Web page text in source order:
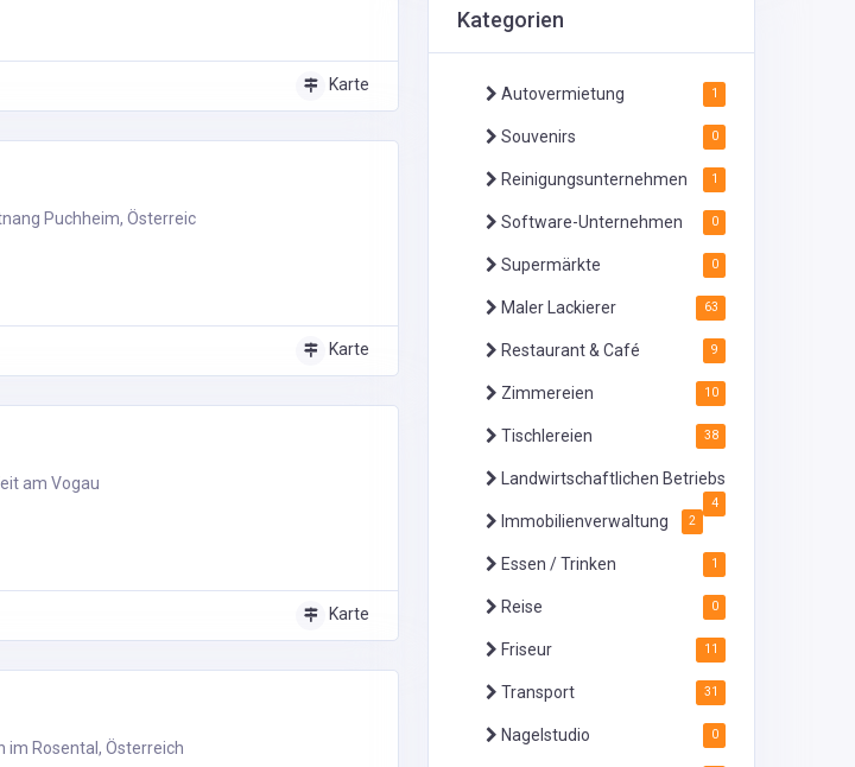
Karte
Puchheim, Österreic
Karte
am Vogau
Karte
im Rosental, Österreich
Kategorien
Autovermietung 1
Souvenirs 0
Reinigungsunternehmen 1
Software-Unternehmen 0
Supermärkte 0
Maler Lackierer 63
Restaurant & Café 9
Zimmereien 10
Tischlereien 38
Landwirtschaftlichen Betriebs
4
Immobilienverwaltung 2
Essen / Trinken 1
Reise 0
Friseur 11
Transport 31
Nagelstudio 0